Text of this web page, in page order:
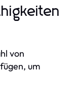
von
um